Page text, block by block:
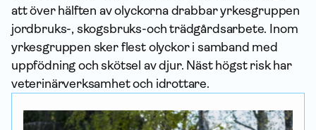
att över hälften av olyckorna drabbar yrkesgruppen
jordbruks-, skogs­bruks-och trädgårdsarbete. Inom
yrkesgruppen sker flest olyckor i samband med
uppfödning och skötsel av djur. Näst högst risk har
veterinär­verksamhet och idrottare.